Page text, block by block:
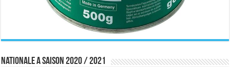
Nationale A saison 2020 / 2021